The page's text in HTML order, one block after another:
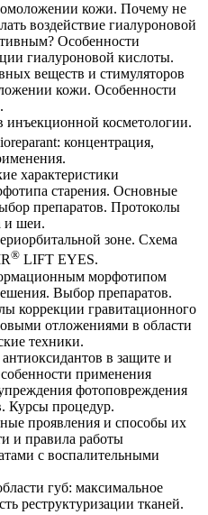
омоложении кожи. Почему не
воздействие гиалуроновой
Особенности
гиалуроновой кислоты.
веществ и стимуляторов
кожи. Особенности
инъекционной косметологии.
концентрация,
характеристики
старения. Основные
препаратов. Протоколы
и шеи.
зоне. Схема
® LIFT EYES.
морфотипом
Выбор препаратов.
коррекции гравитационного
отложениями в области
техники.
в защите и
применения
фотоповреждения
Курсы процедур.
проявления и способы их
и правила работы
с воспалительными
губ: максимальное
реструктуризации тканей.